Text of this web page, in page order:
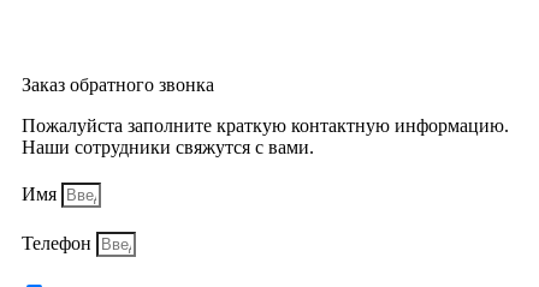
Заказ обратного звонка
Пожалуйста заполните краткую контактную информацию.
Наши сотрудники свяжутся с вами.
Имя
Телефон